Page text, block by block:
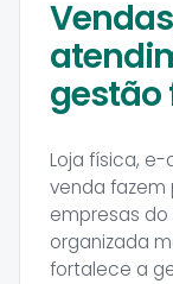
gestão
Loja física,
venda
empresas
organizada
fortalece a